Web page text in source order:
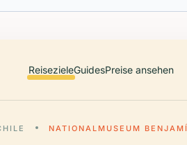
ReisezieleGuidesPreise ansehen
NATIONALMUSEUM